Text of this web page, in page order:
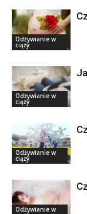
Odżywianie w
ciąży
Odżywianie w
ciąży
Odżywianie w
ciąży
Odżywianie w